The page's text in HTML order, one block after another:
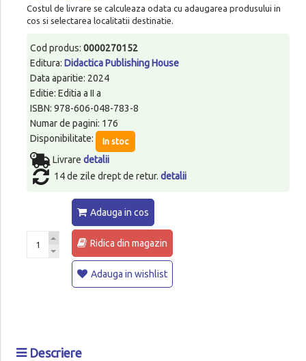
Costul de livrare se calculeaza odata cu adaugarea produsului in
cos si selectarea localitatii destinatie.
Cod produs: 0000270152
Editura: Didactica Publishing House
Data aparitie: 2024
Editie: Editia a II a
ISBN: 978-606-048-783-8
Numar de pagini: 176
Disponibilitate:
In stoc
Livrare detalii
14 de zile drept de retur. detalii
Adauga in cos
Ridica din magazin
Adauga in wishlist
Descriere